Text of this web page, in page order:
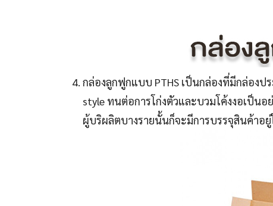
กล่องลูกฟูกแบบ PTHS เป็นกล่องที่มีกล่อง
style ทนต่อการโก่งตัวและบวมโค้งงอเป็น
ผู้บริผลิตบางรายนั้นก็จะมีการบรรจุสินค้าอ